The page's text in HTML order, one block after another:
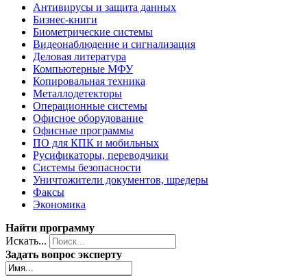
Антивирусы и защита данных
Бизнес-книги
Биометрические системы
Видеонаблюдение и сигнализация
Деловая литература
Компьютерные МФУ
Копировальная техника
Металлодетекторы
Операционные системы
Офисное оборудование
Офисные программы
ПО для КПК и мобильных
Русификаторы, переводчики
Системы безопасности
Уничтожители документов, шредеры
Факсы
Экономика
Найти программу
Искать...
Задать вопрос эксперту